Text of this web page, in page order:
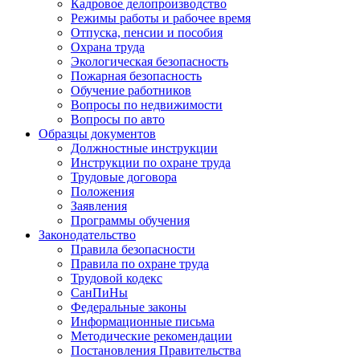
Кадровое делопроизводство
Режимы работы и рабочее время
Отпуска, пенсии и пособия
Охрана труда
Экологическая безопасность
Пожарная безопасность
Обучение работников
Вопросы по недвижимости
Вопросы по авто
Образцы документов
Должностные инструкции
Инструкции по охране труда
Трудовые договора
Положения
Заявления
Программы обучения
Законодательство
Правила безопасности
Правила по охране труда
Трудовой кодекс
СанПиНы
Федеральные законы
Информационные письма
Методические рекомендации
Постановления Правительства